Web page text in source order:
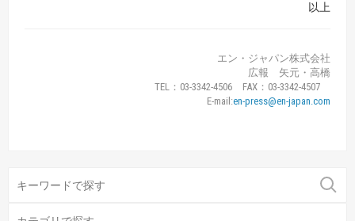
以上
エン・ジャパン株式会社
広報 矢元・高橋
TEL：03-3342-4506 FAX：03-3342-4507
E-mail:en-press@en-japan.com